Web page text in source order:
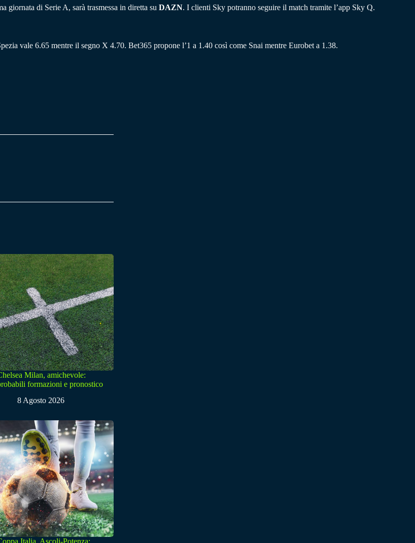
giornata di Serie A, sarà trasmessa in diretta su DAZN. I clienti Sky potranno seguire il match tramite l’app Sky Q.
vale 6.65 mentre il segno X 4.70. Bet365 propone l’1 a 1.40 così come Snai mentre Eurobet a 1.38.
Milan, amichevole:
formazioni e pronostico
8 Agosto 2026